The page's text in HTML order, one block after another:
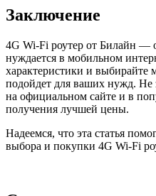
Заключение
4G Wi-Fi роутер от Билайн —
нуждается в мобильном
характеристики и выбирайте
подойдет для ваших нужд. Не
на официальном сайте и в
получения лучшей цены.
Надеемся, что эта статья
выбора и покупки 4G Wi-Fi